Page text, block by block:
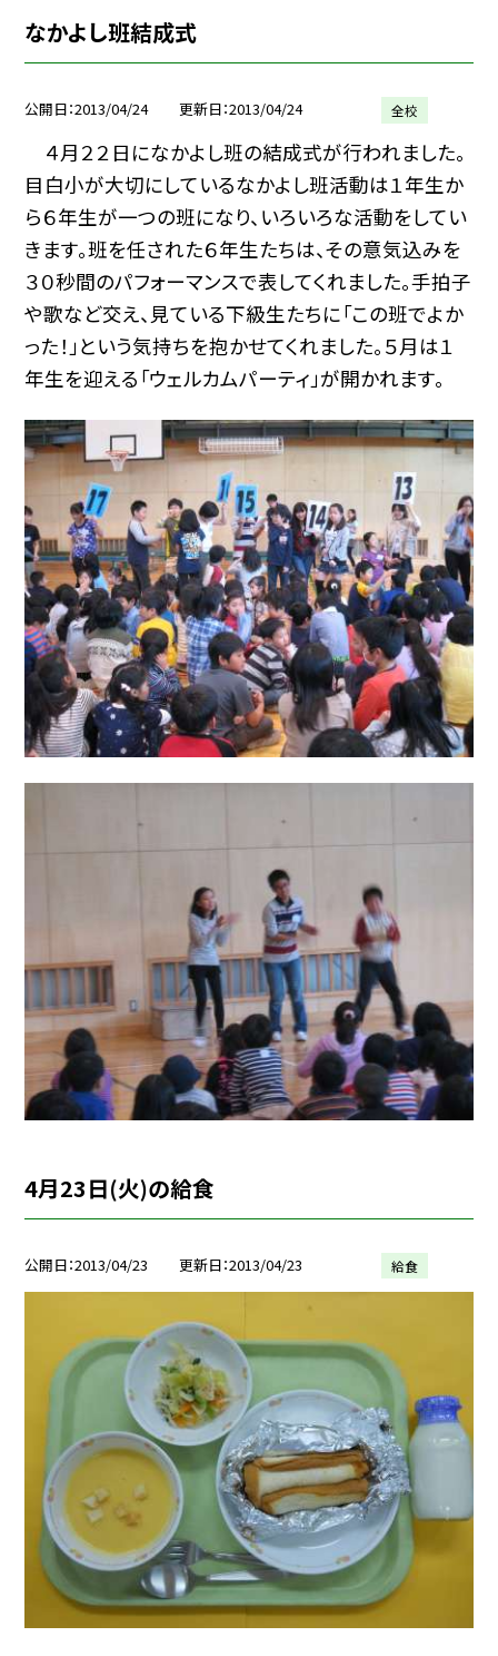
なかよし班結成式
公開日 2013/04/24 更新日 2013/04/24 全校
４月２２日になかよし班の結成式が行われました。
目白小が大切にしているなかよし班活動は１年生か
ら６年生が一つの班になり、いろいろな活動をしてい
きます。班を任された６年生たちは、その意気込みを
３０秒間のパフォーマンスで表してくれました。手拍子
や歌など交え、見ている下級生たちに「この班でよか
った！」という気持ちを抱かせてくれました。５月は１
年生を迎える「ウェルカムパーティ」が開かれます。
4月23日(火)の給食
公開日 2013/04/23 更新日 2013/04/23 給食